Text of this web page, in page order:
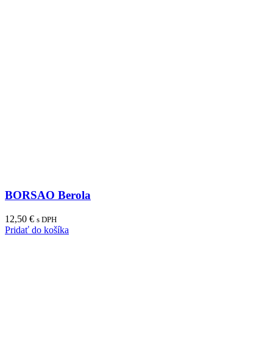
BORSAO Berola
12,50 € s DPH
Pridať do košíka